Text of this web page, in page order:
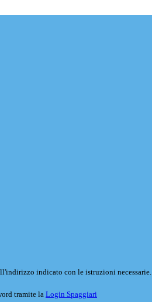
indicato con le istruzioni necessarie.
tramite la Login Spaggiari